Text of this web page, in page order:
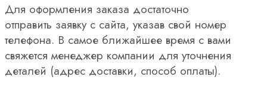
Для оформления заказа достаточно
отправить заявку с сайта, указав свой номер
телефона. В самое ближайшее время с вами
свяжется менеджер компании для уточнения
деталей (адрес доставки, способ оплаты).